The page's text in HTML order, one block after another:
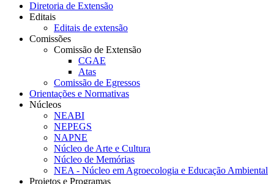
Diretoria de Extensão
Editais
Editais de extensão
Comissões
Comissão de Extensão
CGAE
Atas
Comissão de Egressos
Orientações e Normativas
Núcleos
NEABI
NEPEGS
NAPNE
Núcleo de Arte e Cultura
Núcleo de Memórias
NEA - Núcleo em Agroecologia e Educação Ambiental
Projetos e Programas